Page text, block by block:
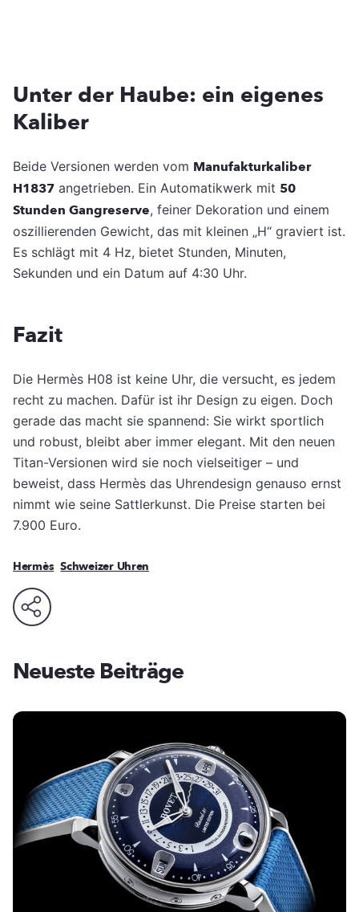
Unter der Haube: ein eigenes
Kaliber
Beide Versionen werden vom Manufakturkaliber
H1837 angetrieben. Ein Automatikwerk mit 50
Stunden Gangreserve, feiner Dekoration und einem
oszillierenden Gewicht, das mit kleinen „H“ graviert ist.
Es schlägt mit 4 Hz, bietet Stunden, Minuten,
Sekunden und ein Datum auf 4:30 Uhr.
Fazit
Die Hermès H08 ist keine Uhr, die versucht, es jedem
recht zu machen. Dafür ist ihr Design zu eigen. Doch
gerade das macht sie spannend: Sie wirkt sportlich
und robust, bleibt aber immer elegant. Mit den neuen
Titan-Versionen wird sie noch vielseitiger – und
beweist, dass Hermès das Uhrendesign genauso ernst
nimmt wie seine Sattlerkunst. Die Preise starten bei
7.900 Euro.
Hermès Schweizer Uhren
Neueste Beiträge